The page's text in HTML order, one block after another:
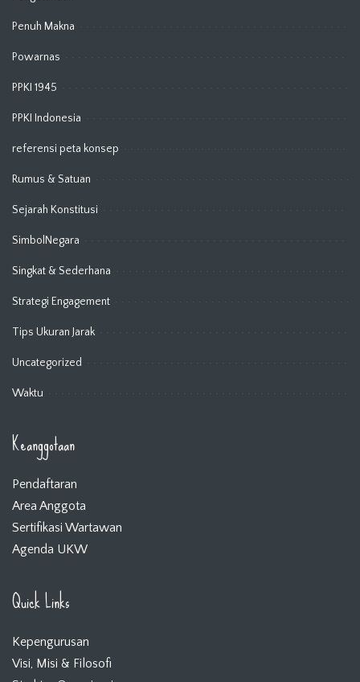
Penuh Makna
Powarnas
PPKI 1945
PPKI Indonesia
referensi peta konsep
Rumus & Satuan
Sejarah Konstitusi
SimbolNegara
Singkat & Sederhana
Strategi Engagement
Tips Ukuran Jarak
Uncategorized
Waktu
Keanggotaan
Pendaftaran
Area Anggota
Sertifikasi Wartawan
Agenda UKW
Quick Links
Kepengurusan
Visi, Misi & Filosofi